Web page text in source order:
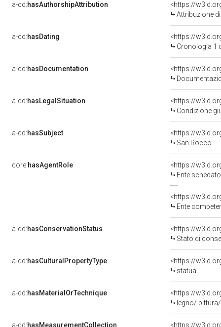
a-cd:hasAuthorshipAttribution
Attribuzione
a-cd:hasDating
<https://
Cronologia 1
a-cd:hasDocumentation
a-cd:hasLegalSituation
Condizione
a-cd:hasSubject
<https://
San Rocco
core:hasAgentRole
<https://
Ente schedatore
<https://
Ente competente
a-dd:hasConservationStatus
<https://
Stato di
a-dd:hasCulturalPropertyType
<https://
statua
a-dd:hasMaterialOrTechnique
<https://
legno/
a-dd:hasMeasurementCollection <https://